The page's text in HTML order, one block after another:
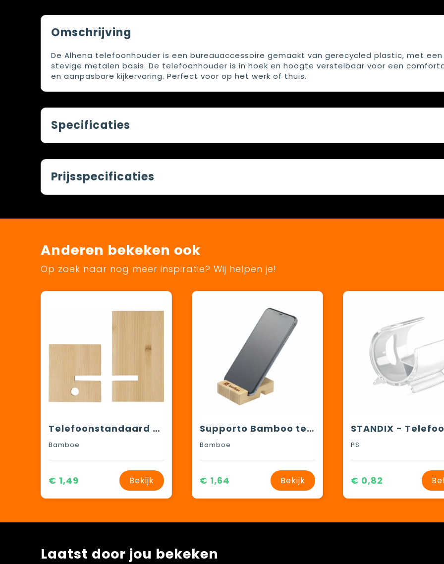
Omschrijving
De Alhena telefoonhouder is een bureauaccessoire gemaakt van gerecycled plastic, met een
stevige metalen basis. De telefoonhouder is in hoek en hoogte verstelbaar voor een
en aanpasbare kijkervaring. Perfect voor op het werk of thuis.
Specificaties
Prijsspecificaties
Anderen bekeken ook
Op zoek naar nog meer inspiratie? Wij helpen je!
Telefoonstandaard Margarita | Bamboe
Bamboe
€ 1,49 Bekijk
Supporto Bamboo telefoonhouder
Bamboe
€ 1,64 Bekijk
PS
€ 0,82
Laatst door jou bekeken